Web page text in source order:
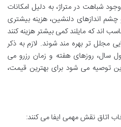
شباهت در متراژ، به دلیل امکانات
اندازهای دلنشین، هزینه بیشتری
اند که مایلند کمی بیشتر هزینه کنند
مجلل تر بهره مند شوند. لازم به ذکر
روزهای هفته و زمان رزرو می
توصیه می شود برای بهترین قیمت،
اتاق نقش مهمی ایفا می کنند: